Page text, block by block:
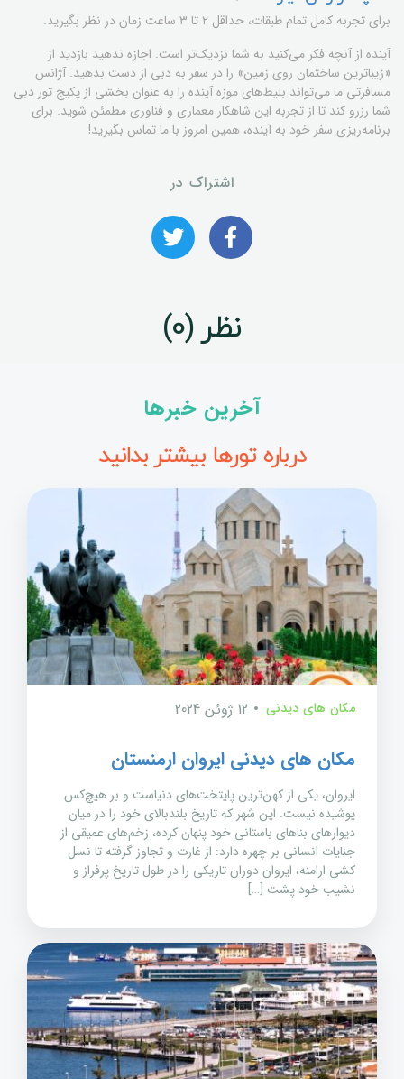
برای تجربه کامل تمام طبقات، حداقل ۲ تا ۳ ساعت زمان در نظر بگیرید.
آینده از آنچه فکر می‌کنید به شما نزدیک‌تر است. اجازه ندهید بازدید از
«زیباترین ساختمان روی زمین» را در سفر به دبی از دست بدهید. آژانس
مسافرتی ما می‌تواند بلیط‌های موزه آینده را به عنوان بخشی از پکیج تور دبی
شما رزرو کند تا از تجربه این شاهکار معماری و فناوری مطمئن شوید. برای
برنامه‌ریزی سفر خود به آینده، همین امروز با ما تماس بگیرید!
اشتراک در
نظر (0)
آخرین خبرها
درباره تورها بیشتر بدانید
مکان های دیدنی 12 ژوئن 2024
مکان های دیدنی ایروان ارمنستان
ایروان، یکی از کهن‌ترین پایتخت‌های دنیاست و بر هیچ‌کس
پوشیده نیست. این شهر که تاریخ بلندبالای خود را در میان
دیوارهای بناهای باستانی خود پنهان کرده، زخم‌های عمیقی از
جنایات انسانی بر چهره دارد: از غارت و تجاوز گرفته تا نسل
کشی ارامنه، ایروان دوران تاریکی را در طول تاریخ پرفراز و
نشیب خود پشت […]